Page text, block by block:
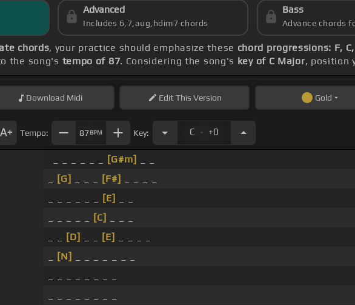
Advanced
Includes 6,7,aug,hdim7 chords
Bass
Advance chords
chords, your practice should emphasize these chord progressions: F,
the song's tempo of 87. Considering the song's key of C Major, position
Download Midi EditThis Version Gold
Tempo: 87BPM Key: C . +0
[G#m]
[G] [F#]
[E]
[C]
[D] [E]
[N]